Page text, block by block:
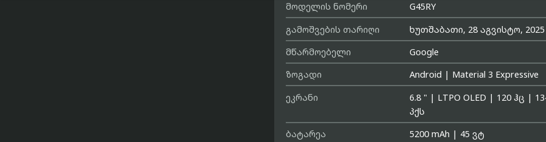
მოდელის ნომერი
G45RY
გამოშვების თარიღი
ხუთშაბათი, 28 აგვისტო, 2025
მწარმოებელი
Google
ზოგადი
Android | Material 3 Expressive
ეკრანი
6.8 " | LTPO OLED | 120 ჰც |
პქს
ბატარეა
5200 mAh | 45 ვტ